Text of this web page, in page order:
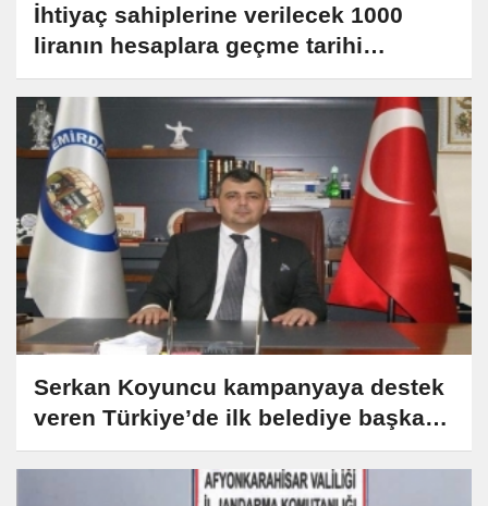
İhtiyaç sahiplerine verilecek 1000
liranın hesaplara geçme tarihi
açıklandı
Serkan Koyuncu kampanyaya destek
veren Türkiye’de ilk belediye başkanı
oldu